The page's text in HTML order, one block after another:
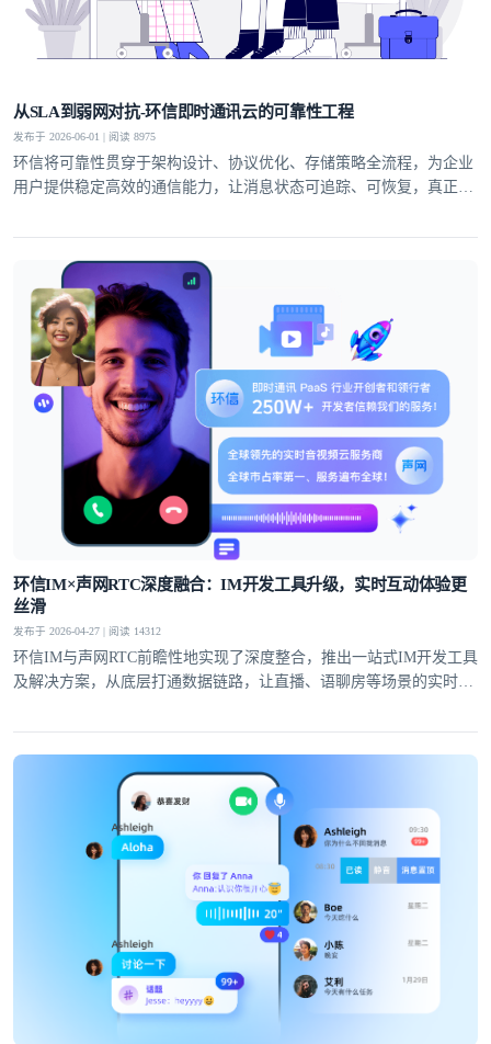
从SLA到弱网对抗-环信即时通讯云的可靠性工程
发布于 2026-06-01 | 阅读 8975
环信将可靠性贯穿于架构设计、协议优化、存储策略全流程，为企业
用户提供稳定高效的通信能力，让消息状态可追踪、可恢复，真正实
环信IM×声网RTC深度融合：IM开发工具升级，实时互动体验更
丝滑
发布于 2026-04-27 | 阅读 14312
环信IM与声网RTC前瞻性地实现了深度整合，推出一站式IM开发工具
及解决方案，从底层打通数据链路，让直播、语聊房等场景的实时互
我已阅读并同意 通讯云服务条款和 通讯云隐私政策
提交
不了，谢谢
登录客服云